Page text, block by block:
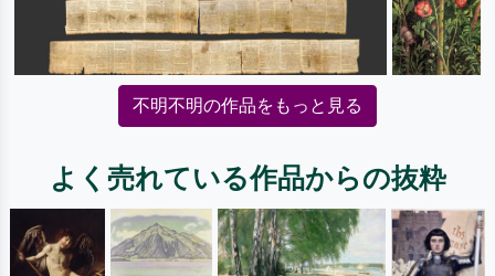
不明不明の作品をもっと見る
よく売れている作品からの抜粋